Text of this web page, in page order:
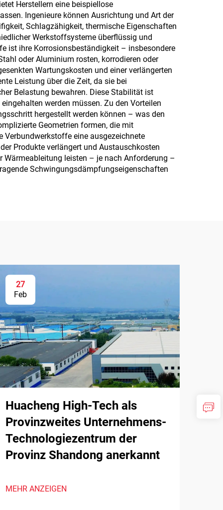
Herstellern eine beispiellose
Ingenieure können Ausrichtung und Art der
Schlagzähigkeit, thermische Eigenschaften
Werkstoffsysteme überflüssig und
ist ihre Korrosionsbeständigkeit – insbesondere
oder Aluminium rosten, korrodieren oder
Wartungskosten und einer verlängerten
Leistung über die Zeit, da sie bei
Belastung bewahren. Diese Stabilität ist
werden müssen. Zu den Vorteilen
hergestellt werden können – was den
Geometrien formen, die mit
eine ausgezeichnete
Produkte verlängert und Austauschkosten
Wärmeableitung leisten – je nach Anforderung –
Schwingungsdämpfungseigenschaften
27
Feb
Huacheng High-Tech als
Provinzweites Unternehmens-
Technologiezentrum der
Provinz Shandong anerkannt
MEHR ANZEIGEN